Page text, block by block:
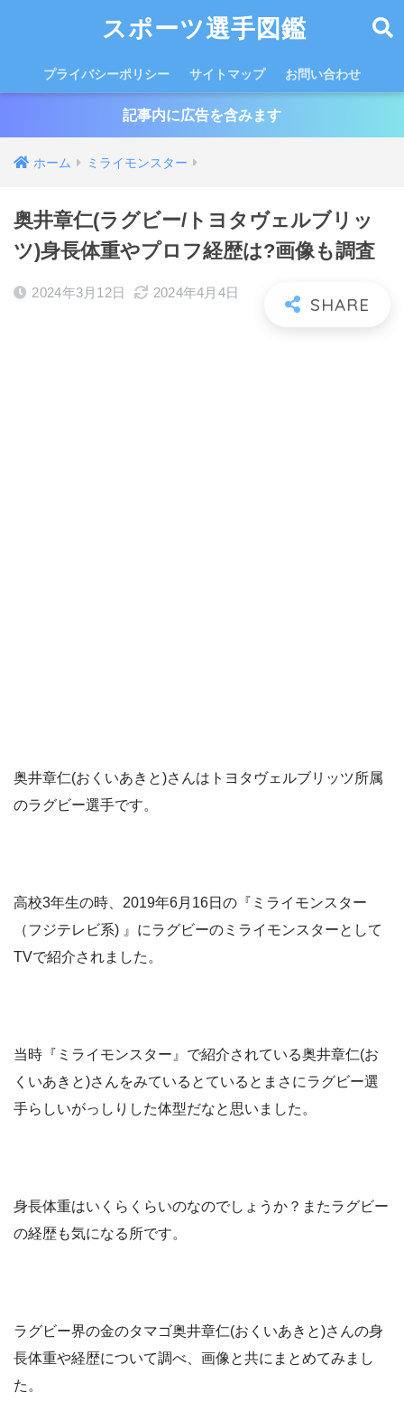
スポーツ選手図鑑
プライバシーポリシー サイトマップ お問い合わせ
記事内に広告を含みます
ホーム ミライモンスター
奥井章仁(ラグビー/トヨタヴェルブリッ
ツ)身長体重やプロフ経歴は?画像も調査
2024年3月12日 2024年4月4日
奥井章仁(おくいあきと)さんはトヨタヴェルブリッツ所属
のラグビー選手です。
高校3年生の時、2019年6月16日の『ミライモンスター
（フジテレビ系) 』にラグビーのミライモンスターとして
TVで紹介されました。
当時『ミライモンスター』で紹介されている奥井章仁(お
くいあきと)さんをみているとているとまさにラグビー選
手らしいがっしりした体型だなと思いました。
身長体重はいくらくらいのなのでしょうか？またラグビー
の経歴も気になる所です。
ラグビー界の金のタマゴ奥井章仁(おくいあきと)さんの身
長体重や経歴について調べ、画像と共にまとめてみまし
た。